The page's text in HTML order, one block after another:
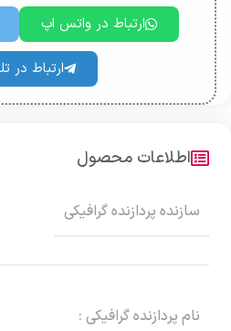
ارتباط در واتس اپ
ارتباط در
اطلاعات محصول
سازنده پردازنده گرافیکی
نام پردازنده گرافیکی :